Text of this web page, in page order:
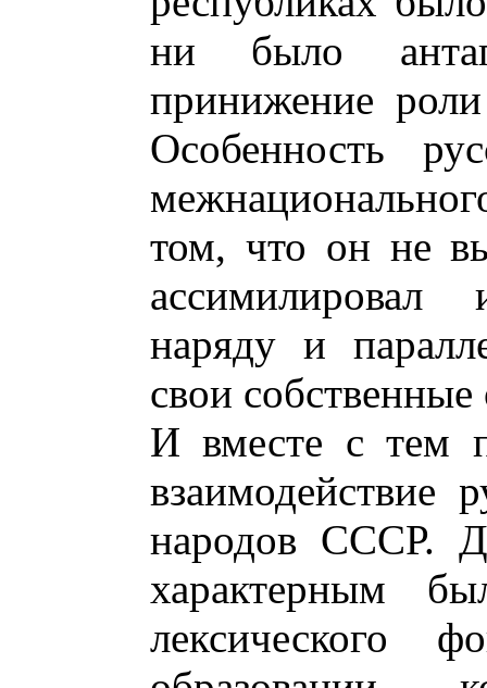
ни было
принижение
Особенность
том, что он не
наряду и
свои
И вместе с тем
взаимодействие
народов СССР.
характерным
лексического